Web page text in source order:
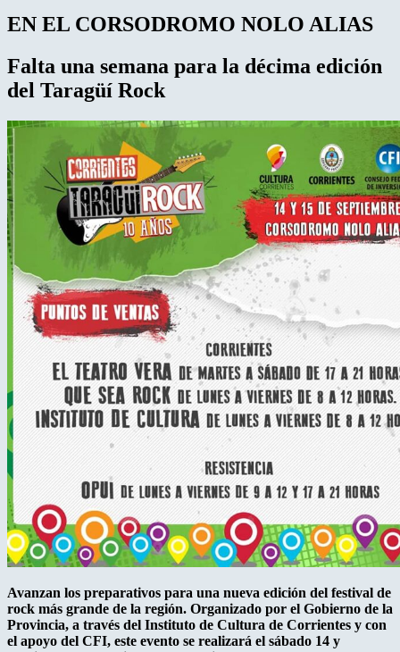
EN EL CORSODROMO NOLO ALIAS
Falta una semana para la décima edición
del Taragüí Rock
Avanzan los preparativos para una nueva edición del festival de
rock más grande de la región. Organizado por el Gobierno de la
Provincia, a través del Instituto de Cultura de Corrientes y con
el apoyo del CFI, este evento se realizará el sábado 14 y